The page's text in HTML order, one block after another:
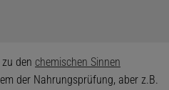
den chemischen Sinnen
der Nahrungsprüfung, aber z.B.